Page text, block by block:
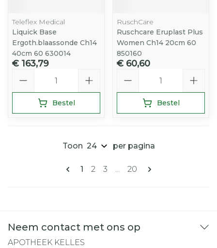
Teleflex Medical
Liquick Base
Ergoth.blaassonde Ch14
40cm 60 630014
€ 163,79
Bestel
RuschCare
Ruschcare Eruplast Plus
Women Ch14 20cm 60
850160
€ 60,60
Bestel
Pagina's
U lees momenteel pagina
1 Pagina
2 Pagina
3 ... Pagina
20
Toon per pagina
Neem contact met ons op
APOTHEEK KELLES